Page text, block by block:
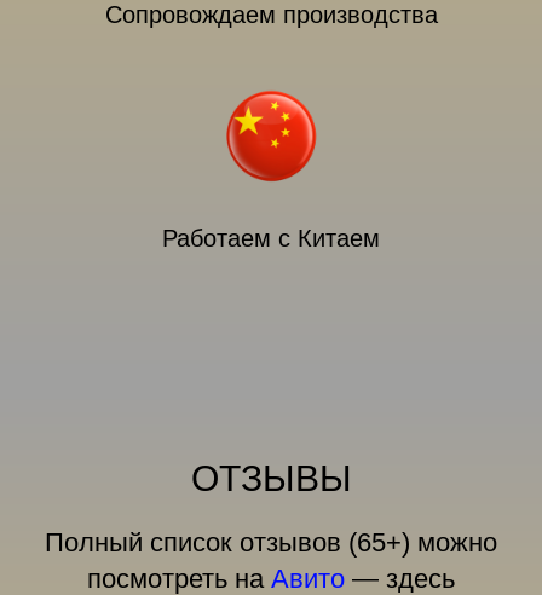
Сопровождаем производства
Работаем с Китаем
ОТЗЫВЫ
Полный список отзывов (65+) можно
посмотреть на Авито — здесь